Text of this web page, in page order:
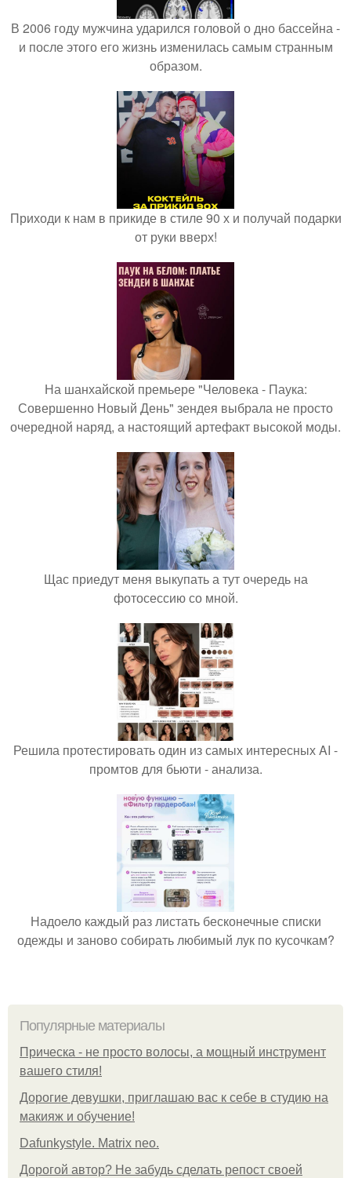
В 2006 году мужчина ударился головой о дно бассейна -
и после этого его жизнь изменилась самым странным
образом.
Приходи к нам в прикиде в стиле 90 х и получай подарки
от руки вверх!
На шанхайской премьере "Человека - Паука:
Совершенно Новый День" зендея выбрала не просто
очередной наряд, а настоящий артефакт высокой моды.
Щас приедут меня выкупать а тут очередь на
фотосессию со мной.
Решила протестировать один из самых интересных AI -
промтов для бьюти - анализа.
Надоело каждый раз листать бесконечные списки
одежды и заново собирать любимый лук по кусочкам?
Популярные материалы
Прическа - не просто волосы, а мощный инструмент
вашего стиля!
Дорогие девушки, приглашаю вас к себе в студию на
макияж и обучение!
Dafunkystyle. Matrix neo.
Дорогой автор? Не забудь сделать репост своей